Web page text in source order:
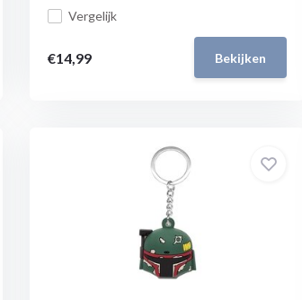
Vergelijk
€14,99 Bekijken